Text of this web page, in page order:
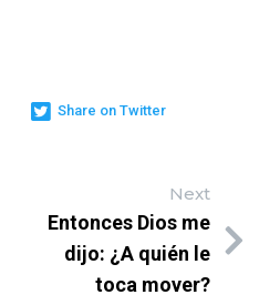
Share on Twitter
Next
Entonces Dios me
dijo: ¿A quién le
toca mover?